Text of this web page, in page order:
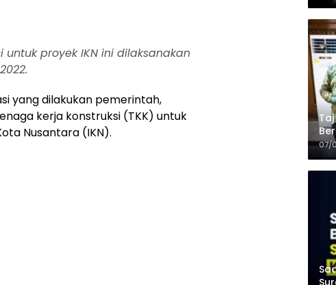
untuk proyek IKN ini dilaksanakan
yang dilakukan pemerintah,
kerja konstruksi (TKK) untuk
Nusantara (IKN).
07/